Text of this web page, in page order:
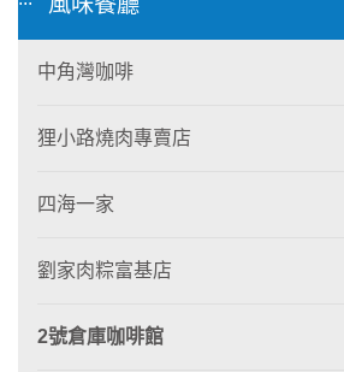
中角灣咖啡
狸小路燒肉專賣店
四海一家
劉家肉粽富基店
2號倉庫咖啡館